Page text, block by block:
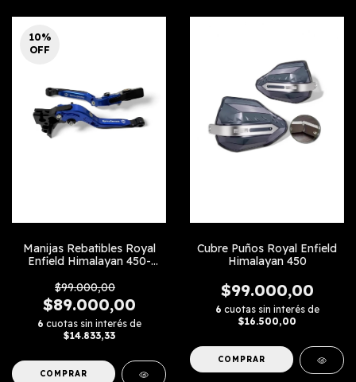
10%
OFF
Manijas Rebatibles Royal
Enfield Himalayan 450-
$99.000,00
$89.000,00
6 cuotas sin interés de
$14.833,33
COMPRAR
Cubre Puños Royal Enfield
Himalayan 450
$99.000,00
6 cuotas sin interés de
$16.500,00